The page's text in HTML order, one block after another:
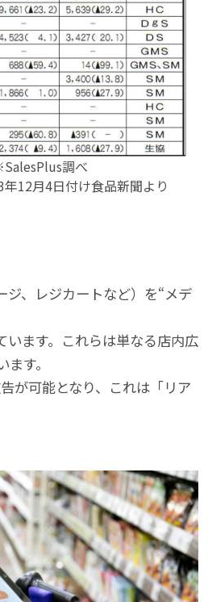
調べ
12月4日付け食品新聞より
、レジカートなど）を“メデ
ます。これらは単なる店内広
す。
が可能となり、これは「リア